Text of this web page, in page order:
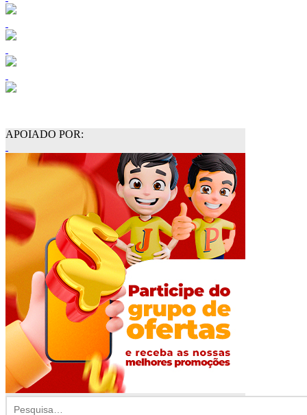
APOIADO POR: